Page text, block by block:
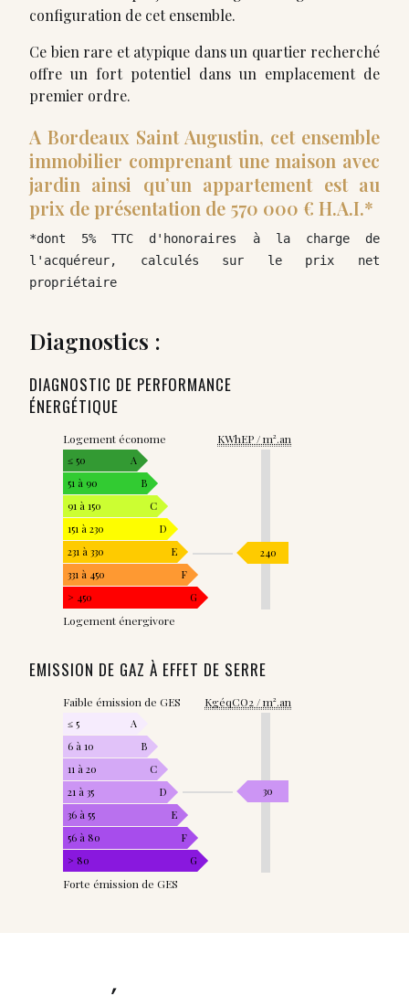
configuration de cet ensemble.
Ce bien rare et atypique dans un quartier recherché
offre un fort potentiel dans un emplacement de
premier ordre.
A Bordeaux Saint Augustin, cet ensemble
immobilier comprenant une maison avec
jardin ainsi qu’un appartement est au
prix de présentation de 570 000 € H.A.I.*
*dont 5% TTC d'honoraires à la charge de
l'acquéreur, calculés sur le prix net
propriétaire
Diagnostics :
DIAGNOSTIC DE PERFORMANCE
ÉNERGÉTIQUE
Logement économe KWhEP / m².an
≤ 50
A
51 à 90
B
91 à 150
C
151 à 230
D
231 à 330
E
331 à 450
F
> 450
G
240
Logement énergivore
EMISSION DE GAZ À EFFET DE SERRE
Faible émission de GES KgéqCO2 / m².an
≤ 5
A
6 à 10
B
11 à 20
C
21 à 35
D
36 à 55
E
56 à 80
F
> 80
G
30
Forte émission de GES